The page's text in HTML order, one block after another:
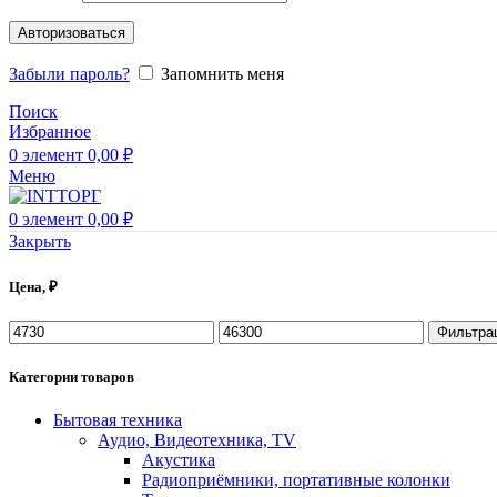
Авторизоваться
Забыли пароль?
Запомнить меня
Поиск
Избранное
0 элемент 0,00 ₽
Меню
0 элемент 0,00 ₽
Закрыть
Цена, ₽
Категории товаров
Бытовая техника
Аудио, Видеотехника, TV
Акустика
Радиоприёмники, портативные колонки